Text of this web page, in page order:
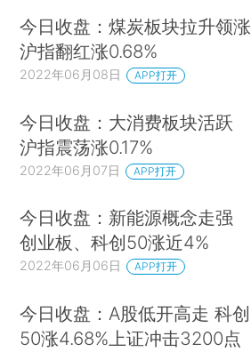
今日收盘：煤炭板块拉升领涨
沪指翻红涨0.68%
2022年06月08日 APP打开
今日收盘：大消费板块活跃
沪指震荡涨0.17%
2022年06月07日 APP打开
今日收盘：新能源概念走强
创业板、科创50涨近4%
2022年06月06日 APP打开
今日收盘：A股低开高走 科创
50涨4.68%上证冲击3200点